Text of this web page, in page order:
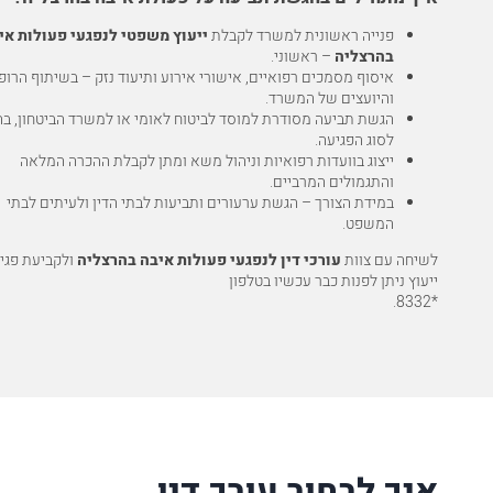
פנייה ראשונית למשרד לקבלתייעוץ משפטי לנפגעי פעולות
בהרצליה – ראשוני.
איסוף מסמכים רפואיים, אישורי אירוע ותיעוד נזק – בשיתוף
והיועצים של המשרד.
הגשת תביעה מסודרת למוסד לביטוח לאומי או למשרד הביטחון,
לסוג הפגיעה.
ייצוג בוועדות רפואיות וניהול משא ומתן לקבלת ההכרה המלאה
והתגמולים המרביים.
במידת הצורך – הגשת ערעורים ותביעות לבתי הדין ולעיתים לבתי
המשפט.
לשיחה עם צוותעורכי דין לנפגעי פעולות איבה בהרצליה ולקביעת
ייעוץ ניתן לפנות כבר עכשיו בטלפון
*8332
.